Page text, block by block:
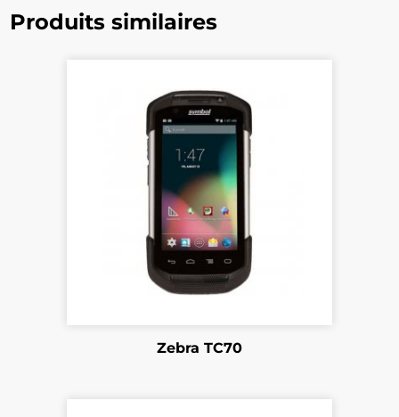
Produits similaires
Zebra TC70